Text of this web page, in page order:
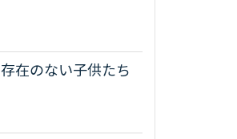
存在のない子供たち